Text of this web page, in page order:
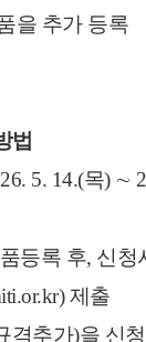
을 추가 등록
법
제출